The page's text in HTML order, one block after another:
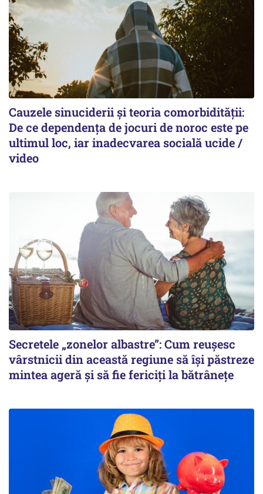
Cauzele sinuciderii și teoria comorbidității:
De ce dependența de jocuri de noroc este pe
ultimul loc, iar inadecvarea socială ucide /
video
Secretele „zonelor albastre”: Cum reușesc
vârstnicii din această regiune să își păstreze
mintea ageră și să fie fericiți la bătrânețe